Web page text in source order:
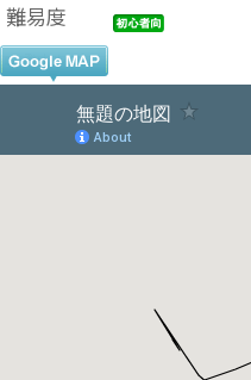
難易度